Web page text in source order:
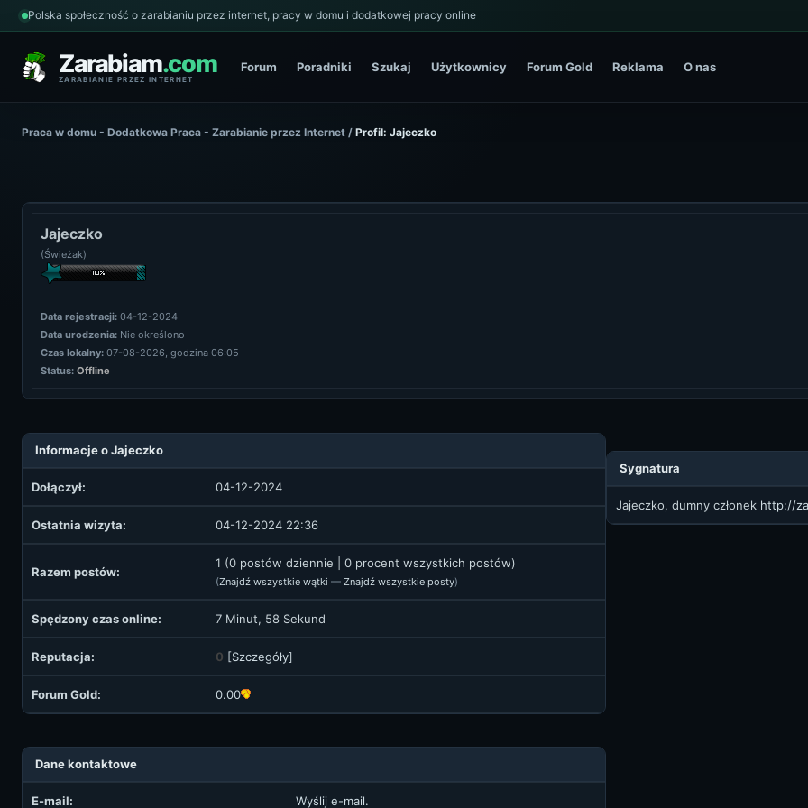
Polska społeczność o zarabianiu przez internet, pracy w domu i dodatkowej pracy online
Zarabiam.com
ZARABIANIE PRZEZ INTERNET
Forum Poradniki Szukaj Użytkownicy Forum Gold Reklama O nas
Praca w domu - Dodatkowa Praca - Zarabianie przez Internet / Profil: Jajeczko
Jajeczko
(Świeżak)
Data rejestracji: 04-12-2024
Data urodzenia: Nie określono
Czas lokalny: 07-08-2026, godzina 06:05
Status: Offline
Informacje o Jajeczko
Dołączył: 04-12-2024
Ostatnia wizyta: 04-12-2024 22:36
Razem postów:
1 (0 postów dziennie | 0 procent wszystkich postów)
(Znajdź wszystkie wątki — Znajdź wszystkie posty)
Spędzony czas online: 7 Minut, 58 Sekund
Reputacja: 0 [Szczegóły]
Forum Gold: 0.00
Dane kontaktowe
E-mail: Wyślij e-mail.
Sygnatura
Jajeczko, dumny członek http://